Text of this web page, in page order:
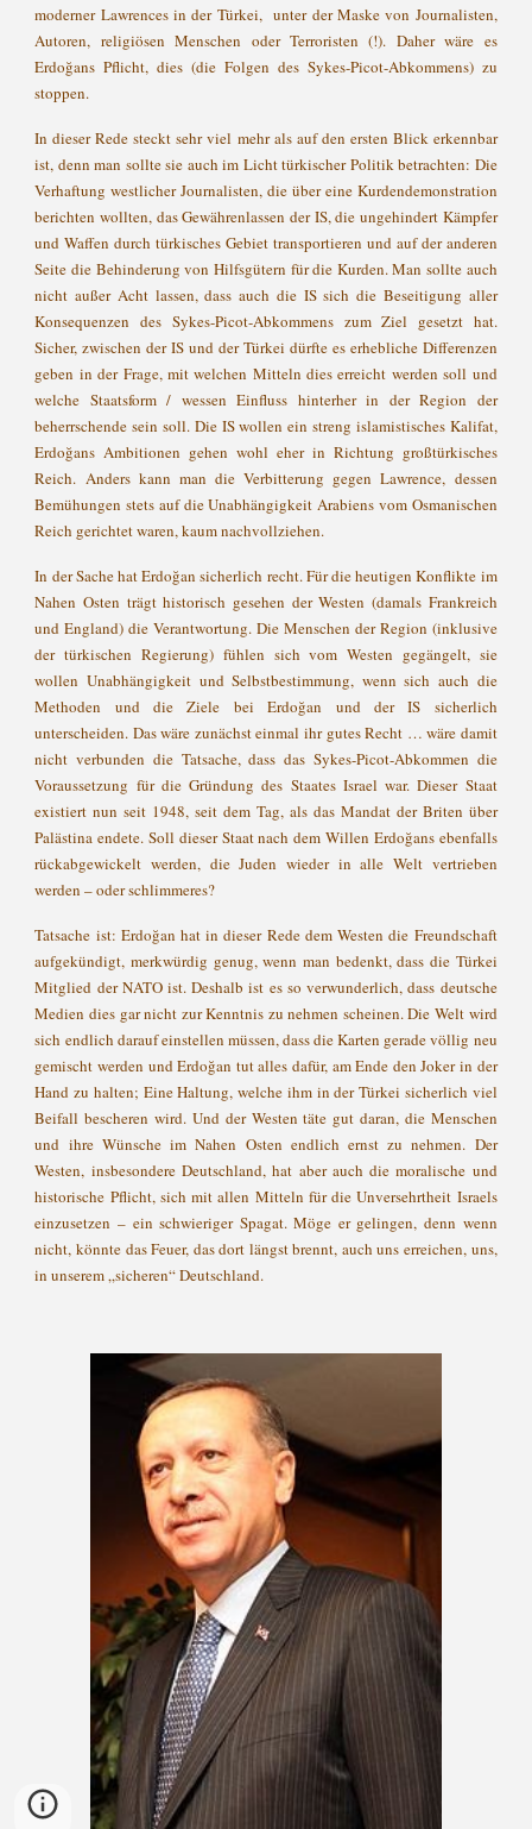
moderner Lawrences in der Türkei, unter der Maske von Journalisten,
Autoren, religiösen Menschen oder Terroristen (!). Daher wäre es
Erdoğans Pflicht, dies (die Folgen des Sykes-Picot-Abkommens) zu
stoppen.
In dieser Rede steckt sehr viel mehr als auf den ersten Blick erkennbar
ist, denn man sollte sie auch im Licht türkischer Politik betrachten: Die
Verhaftung westlicher Journalisten, die über eine Kurdendemonstration
berichten wollten, das Gewährenlassen der IS, die ungehindert Kämpfer
und Waffen durch türkisches Gebiet transportieren und auf der anderen
Seite die Behinderung von Hilfsgütern für die Kurden. Man sollte auch
nicht außer Acht lassen, dass auch die IS sich die Beseitigung aller
Konsequenzen des Sykes-Picot-Abkommens zum Ziel gesetzt hat.
Sicher, zwischen der IS und der Türkei dürfte es erhebliche Differenzen
geben in der Frage, mit welchen Mitteln dies erreicht werden soll und
welche Staatsform / wessen Einfluss hinterher in der Region der
beherrschende sein soll. Die IS wollen ein streng islamistisches Kalifat,
Erdoğans Ambitionen gehen wohl eher in Richtung großtürkisches
Reich. Anders kann man die Verbitterung gegen Lawrence, dessen
Bemühungen stets auf die Unabhängigkeit Arabiens vom Osmanischen
Reich gerichtet waren, kaum nachvollziehen.
In der Sache hat Erdoğan sicherlich recht. Für die heutigen Konflikte im
Nahen Osten trägt historisch gesehen der Westen (damals Frankreich
und England) die Verantwortung. Die Menschen der Region (inklusive
der türkischen Regierung) fühlen sich vom Westen gegängelt, sie
wollen Unabhängigkeit und Selbstbestimmung, wenn sich auch die
Methoden und die Ziele bei Erdoğan und der IS sicherlich
unterscheiden. Das wäre zunächst einmal ihr gutes Recht … wäre damit
nicht verbunden die Tatsache, dass das Sykes-Picot-Abkommen die
Voraussetzung für die Gründung des Staates Israel war. Dieser Staat
existiert nun seit 1948, seit dem Tag, als das Mandat der Briten über
Palästina endete. Soll dieser Staat nach dem Willen Erdoğans ebenfalls
rückabgewickelt werden, die Juden wieder in alle Welt vertrieben
werden – oder schlimmeres?
Tatsache ist: Erdoğan hat in dieser Rede dem Westen die Freundschaft
aufgekündigt, merkwürdig genug, wenn man bedenkt, dass die Türkei
Mitglied der NATO ist. Deshalb ist es so verwunderlich, dass deutsche
Medien dies gar nicht zur Kenntnis zu nehmen scheinen. Die Welt wird
sich endlich darauf einstellen müssen, dass die Karten gerade völlig neu
gemischt werden und Erdoğan tut alles dafür, am Ende den Joker in der
Hand zu halten; Eine Haltung, welche ihm in der Türkei sicherlich viel
Beifall bescheren wird. Und der Westen täte gut daran, die Menschen
und ihre Wünsche im Nahen Osten endlich ernst zu nehmen. Der
Westen, insbesondere Deutschland, hat aber auch die moralische und
historische Pflicht, sich mit allen Mitteln für die Unversehrtheit Israels
einzusetzen – ein schwieriger Spagat. Möge er gelingen, denn wenn
nicht, könnte das Feuer, das dort längst brennt, auch uns erreichen, uns,
in unserem „sicheren“ Deutschland.